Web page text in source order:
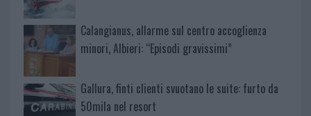
Calangianus, allarme sul centro accoglienza
minori, Albieri: “Episodi gravissimi”
Gallura, finti clienti svuotano le suite: furto da
50mila nel resort